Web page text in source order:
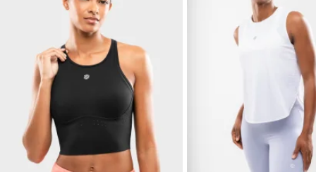
Kullanıcı hesabınızdan, siparişinizdeki bir ürünü kolay ve
hızlı bir şekilde iade edebilirsiniz.
Geri ödemenizi orijinal ödeme
yönteminize yapın.
Başlangıç fiyatı $9.95